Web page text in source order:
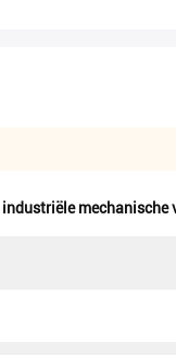
industriële mechanische